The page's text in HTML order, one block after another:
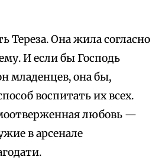
Тереза. Она жила согласно
И если бы Господь
младенцев, она бы,
воспитать их всех.
любовь —
в арсенале